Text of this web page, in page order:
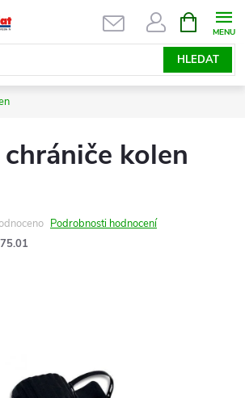
HLEDAT
NÁKUPNÍ
KOŠÍK
kolen
Podrobnosti hodnocení